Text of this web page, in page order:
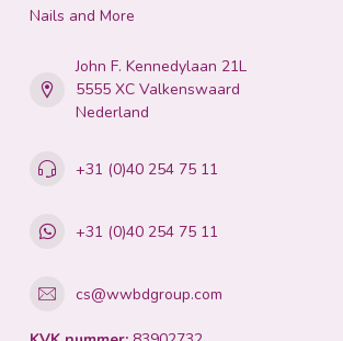
Nails and More
John F. Kennedylaan 21L
5555 XC Valkenswaard
Nederland
+31 (0)40 254 75 11
+31 (0)40 254 75 11
cs@wwbdgroup.com